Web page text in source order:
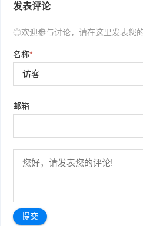
发表评论
◎欢迎参与讨论，请在这里发表您
名称*
邮箱